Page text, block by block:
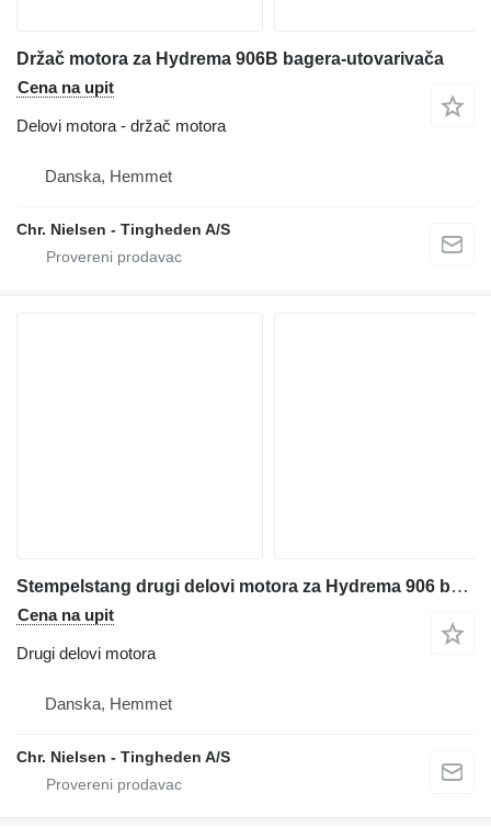
Držač motora za Hydrema 906B bagera-utovarivača
Cena na upit
Delovi motora - držač motora
Danska, Hemmet
Chr. Nielsen - Tingheden A/S
Stempelstang drugi delovi motora za Hydrema 906 bagera-utovarivača
Cena na upit
Drugi delovi motora
Danska, Hemmet
Chr. Nielsen - Tingheden A/S